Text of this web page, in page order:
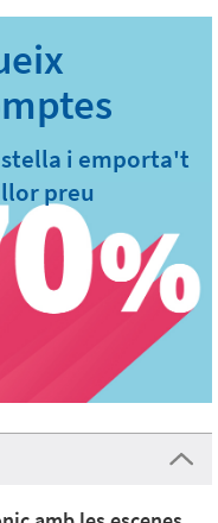
i emporta't
preu